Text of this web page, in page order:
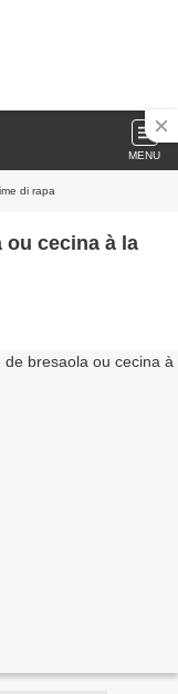
MENU
di rapa
ou cecina à la